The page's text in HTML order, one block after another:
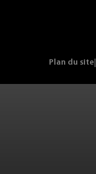
Plan du site